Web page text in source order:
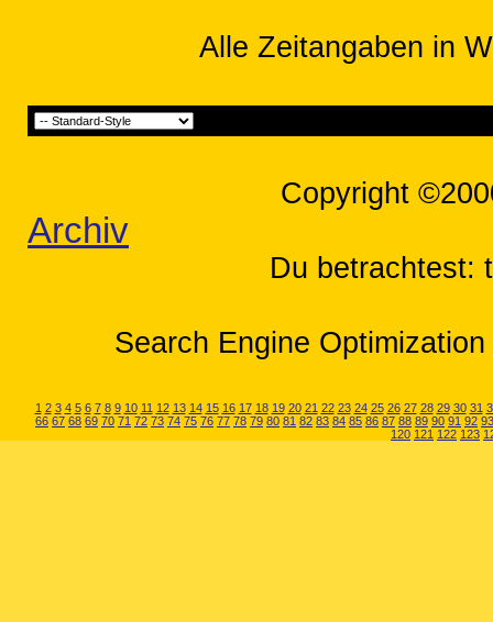
Alle Zeitangaben in
Copyright
Archiv
Du betrachtest:
Search Engine
1 2 3 4 5 6 7 8 9 10 11 12 13 14 15 16 17 18 19 20 21 22 23 24 25 26 27 28 29 30 31
66 67 68 69 70 71 72 73 74 75 76 77 78 79 80 81 82 83 84 85 86 87 88 89 90 91 92 93
120 121 122 123